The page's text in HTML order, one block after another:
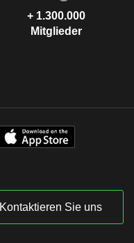
+ 1.300.000
Mitglieder
Kontaktieren Sie uns